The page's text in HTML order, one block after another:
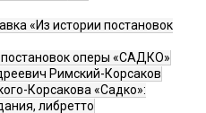
«Из истории постановок
постановок оперы «САДКО»
Римский-Корсаков
Корсакова «Садко»:
либретто